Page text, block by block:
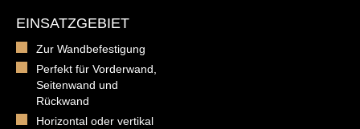
EINSATZGEBIET
Zur Wandbefestigung
Perfekt für Vorderwand,
Seitenwand und
Rückwand
Horizontal oder vertikal